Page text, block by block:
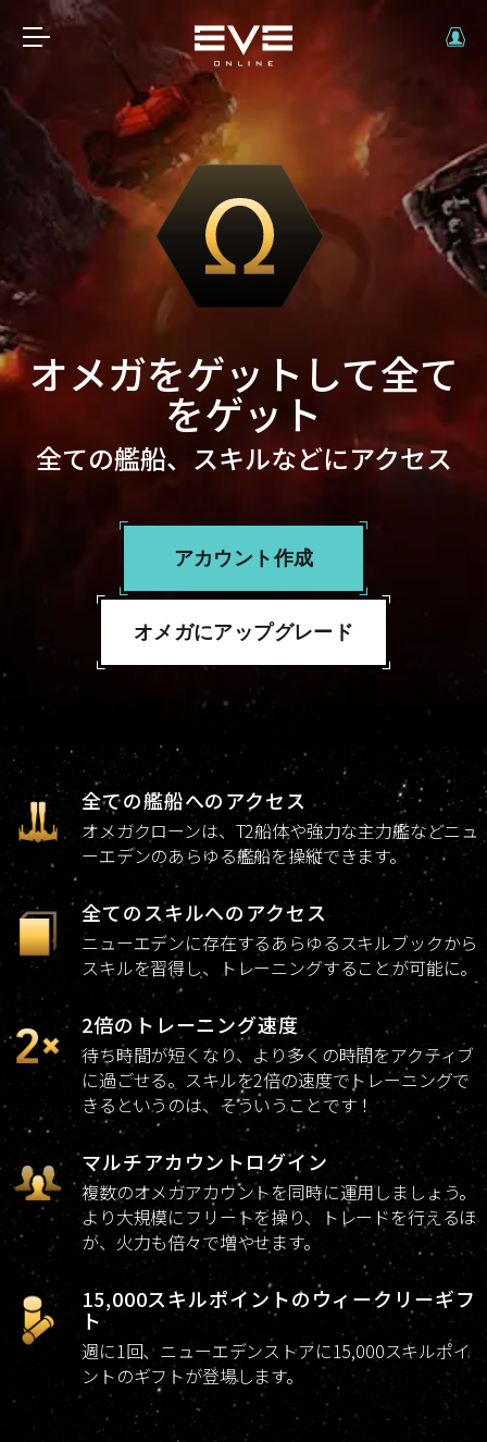
オメガをゲットして全て
をゲット
全ての艦船、スキルなどにアクセス
アカウント作成
オメガにアップグレード
全ての艦船へのアクセス
オメガクローンは、T2船体や強力な主力艦などニュ
ーエデンのあらゆる艦船を操縦できます。
全てのスキルへのアクセス
ニューエデンに存在するあらゆるスキルブックから
スキルを習得し、トレーニングすることが可能に。
2倍のトレーニング速度
待ち時間が短くなり、より多くの時間をアクティブ
に過ごせる。スキルを2倍の速度でトレーニングで
きるというのは、そういうことです！
マルチアカウントログイン
複数のオメガアカウントを同時に運用しましょう。
より大規模にフリートを操り、トレードを行えるほ
か、火力も倍々で増やせます。
15,000スキルポイントのウィークリーギフ
ト
週に1回、ニューエデンストアに15,000スキルポイ
ントのギフトが登場します。